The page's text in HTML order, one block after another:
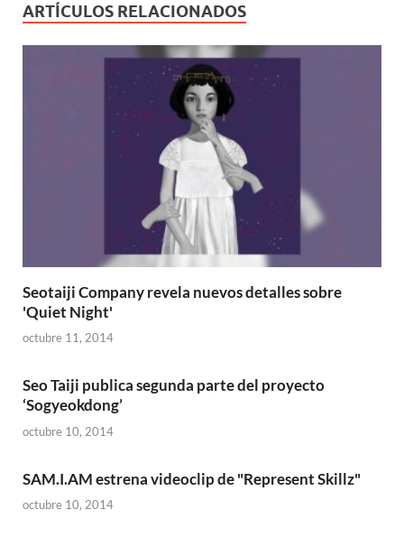
ARTÍCULOS RELACIONADOS
Seotaiji Company revela nuevos detalles sobre
'Quiet Night'
octubre 11, 2014
Seo Taiji publica segunda parte del proyecto
‘Sogyeokdong’
octubre 10, 2014
SAM.I.AM estrena videoclip de "Represent Skillz"
octubre 10, 2014